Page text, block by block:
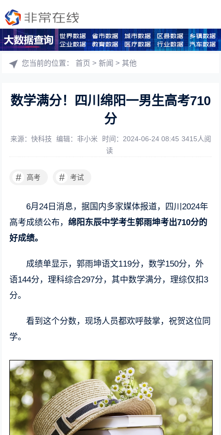
您当前的位置：首页 >新闻 >其他
数学满分！四川绵阳一男生高考710
分
来源：快科技 编辑：非小米 时间：2024-06-24 08:45 3415人阅
读
# 高考 # 考试
6月24日消息，据国内多家媒体报道，四川2024年
高考成绩公布，绵阳东辰中学考生郭雨坤考出710分的
好成绩。
成绩单显示，郭雨坤语文119分，数学150分，外
语144分，理科综合297分，其中数学满分，理综仅扣3
分。
看到这个分数，现场人员都欢呼鼓掌，祝贺这位同
学。